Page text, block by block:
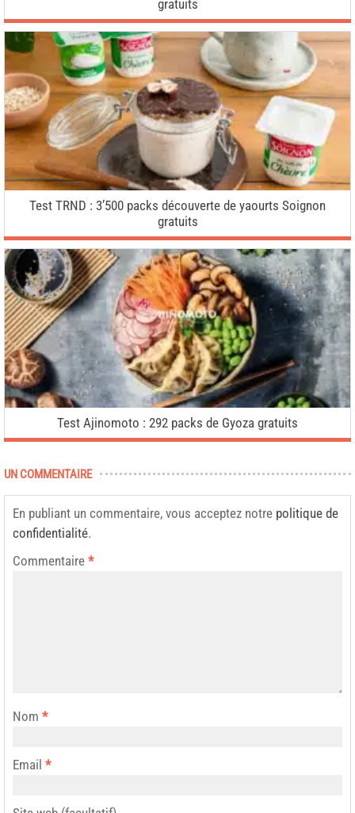
gratuits
Test TRND : 3’500 packs découverte de yaourts Soignon
gratuits
Test Ajinomoto : 292 packs de Gyoza gratuits
UN COMMENTAIRE
En publiant un commentaire, vous acceptez notre politique de
confidentialité.
Commentaire *
Nom *
Email *